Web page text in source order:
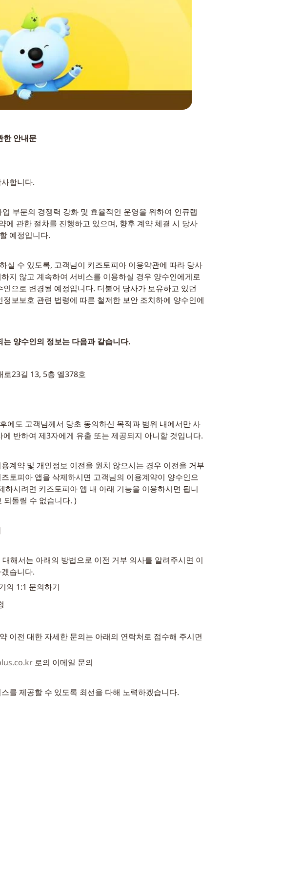
한 안내문
합니다.
부문의 경쟁력 강화 및 효율적인 운영을 위하여 인큐랩
에 관한 절차를 진행하고 있으며, 향후 계약 체결 시 당사
예정입니다.
실 수 있도록, 고객님이 키즈토피아 이용약관에 따라 당사
지 않고 계속하여 서비스를 이용하실 경우 양수인에게로
으로 변경될 예정입니다. 더불어 당사가 보유하고 있던
보보호 관련 법령에 따른 철저한 보안 조치하에 양수인에
양수인의 정보는 다음과 같습니다.
로23길 13, 5층 엘378호
에도 고객님께서 당초 동의하신 목적과 범위 내에서만 사
반하여 제3자에게 유출 또는 제공되지 아니할 것입니다.
계약 및 개인정보 이전을 원치 않으시는 경우 이전을 거부
토피아 앱을 삭제하시면 고객님의 이용계약이 양수인으
시려면 키즈토피아 앱 내 아래 기능을 이용하시면 됩니
되돌릴 수 없습니다. )
해서는 아래의 방법으로 이전 거부 의사를 알려주시면 이
습니다.
의 1:1 문의하기
이전 대한 자세한 문의는 아래의 연락처로 접수해 주시면
로의 이메일 문의
를 제공할 수 있도록 최선을 다해 노력하겠습니다.